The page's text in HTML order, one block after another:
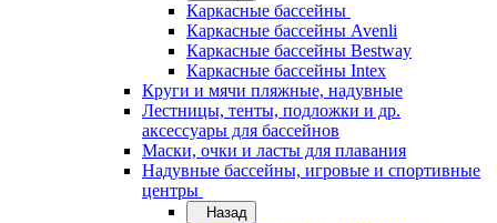
Каркасные бассейны
Каркасные бассейны Avenli
Каркасные бассейны Bestway
Каркасные бассейны Intex
Круги и мячи пляжные, надувные
Лестницы, тенты, подложки и др.
аксессуары для бассейнов
Маски, очки и ласты для плавания
Надувные бассейны, игровые и спортивные
центры
Назад